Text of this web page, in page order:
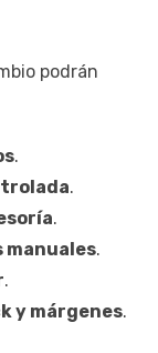
podrán
.
.
.
manuales.
.
y márgenes.